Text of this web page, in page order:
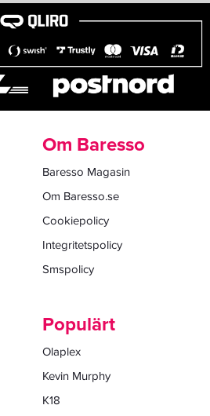
Om Baresso
Baresso Magasin
Om Baresso.se
Cookiepolicy
Integritetspolicy
Smspolicy
Populärt
Olaplex
Kevin Murphy
K18